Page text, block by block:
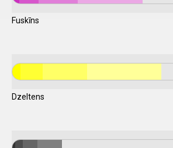
Fuskīns
Dzeltens